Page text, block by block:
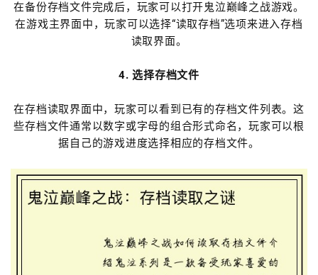
在备份存档文件完成后，玩家可以打开鬼泣巅峰之战游戏。
在游戏主界面中，玩家可以选择“读取存档”选项来进入存档
读取界面。
4. 选择存档文件
在存档读取界面中，玩家可以看到已有的存档文件列表。这
些存档文件通常以数字或字母的组合形式命名，玩家可以根
据自己的游戏进度选择相应的存档文件。